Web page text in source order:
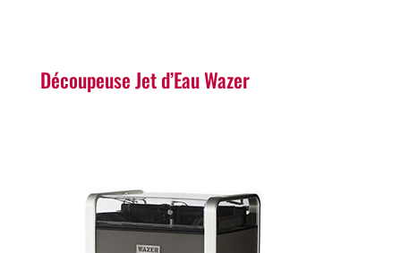
Découpeuse Jet d’Eau Wazer